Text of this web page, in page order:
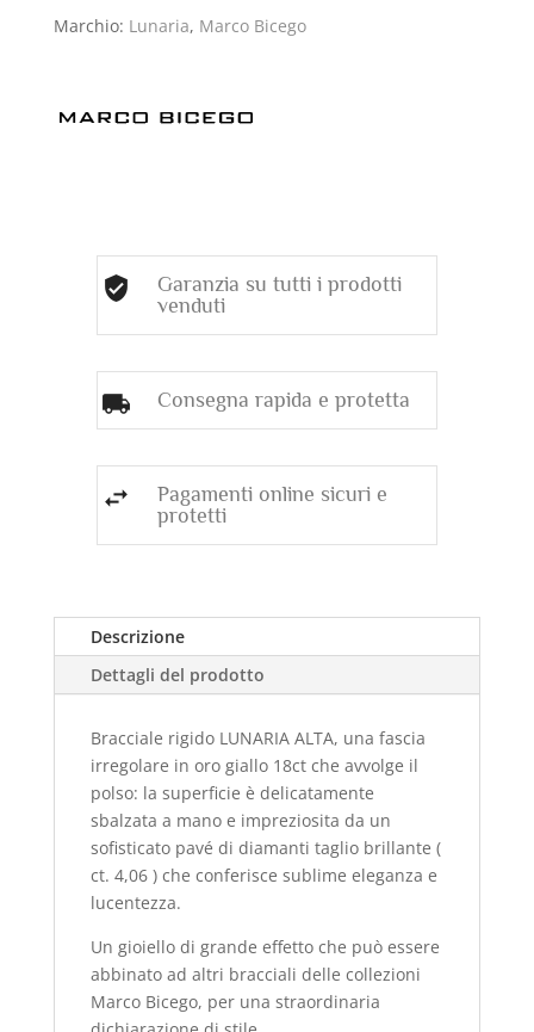
Marchio: Lunaria, Marco Bicego
Garanzia su tutti i prodotti
venduti
Consegna rapida e protetta
Pagamenti online sicuri e
protetti
Descrizione
Dettagli del prodotto
Bracciale rigido LUNARIA ALTA, una fascia
irregolare in oro giallo 18ct che avvolge il
polso: la superficie è delicatamente
sbalzata a mano e impreziosita da un
sofisticato pavé di diamanti taglio brillante (
ct. 4,06 ) che conferisce sublime eleganza e
lucentezza.
Un gioiello di grande effetto che può essere
abbinato ad altri bracciali delle collezioni
Marco Bicego, per una straordinaria